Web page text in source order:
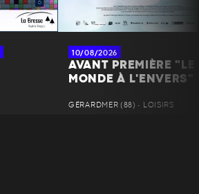
10/08/2026
AVANT PREMIÈRE "LE
MONDE À L'ENVERS"
GÉRARDMER (88) • LOISIRS